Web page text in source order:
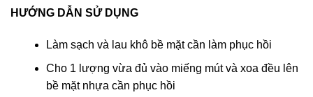
HƯỚNG DẪN SỬ DỤNG
Làm sạch và lau khô bề mặt cần làm phục hồi
Cho 1 lượng vừa đủ vào miếng mút và xoa đều lên
bề mặt nhựa cần phục hồi